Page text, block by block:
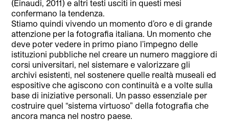
(Einaudi, 2011) e altri testi usciti in questi mesi
confermano la tendenza.
Stiamo quindi vivendo un momento d’oro e di grande
attenzione per la fotografia italiana. Un momento che
deve poter vedere in primo piano l’impegno delle
istituzioni pubbliche nel creare un numero maggiore di
corsi universitari, nel sistemare e valorizzare gli
archivi esistenti, nel sostenere quelle realtà museali ed
espositive che agiscono con continuità e a volte sulla
base di iniziative personali. Un passo essenziale per
costruire quel “sistema virtuoso” della fotografia che
ancora manca nel nostro paese.